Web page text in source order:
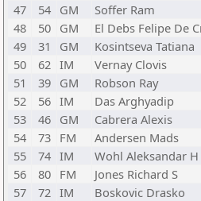
47
54 GM Soffer Ram
48
50 GM El Debs Felipe De
49
31 GM Kosintseva Tatiana
50
62 IM Vernay Clovis
51
39 GM Robson Ray
52
56 IM Das Arghyadip
53
46 GM Cabrera Alexis
54
73 FM Andersen Mads
55
74 IM Wohl Aleksandar H
56
80 FM Jones Richard S
57
72 IM Boskovic Drasko